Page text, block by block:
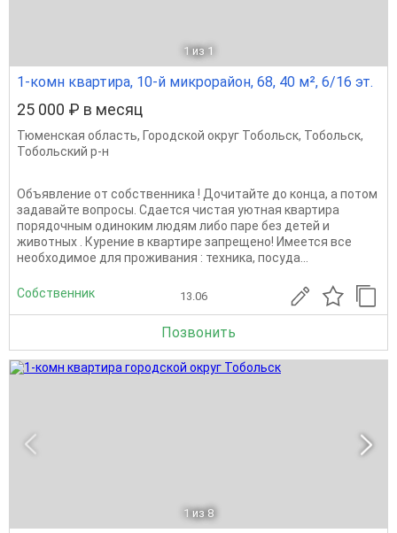
1 из 1
1-комн квартира, 10-й микрорайон, 68, 40 м², 6/16 эт.
25 000 ₽ в месяц
Тюменская область, Городской округ Тобольск, Тобольск,
Тобольский р-н
Объявление от собственника ! Дочитайте до конца, а потом
задавайте вопросы. Сдается чистая уютная квартира
порядочным одиноким людям либо паре без детей и
животных . Курение в квартире запрещено! Имеется все
необходимое для проживания : техника, посуда...
Собственник 13.06
Позвонить
1 из 8